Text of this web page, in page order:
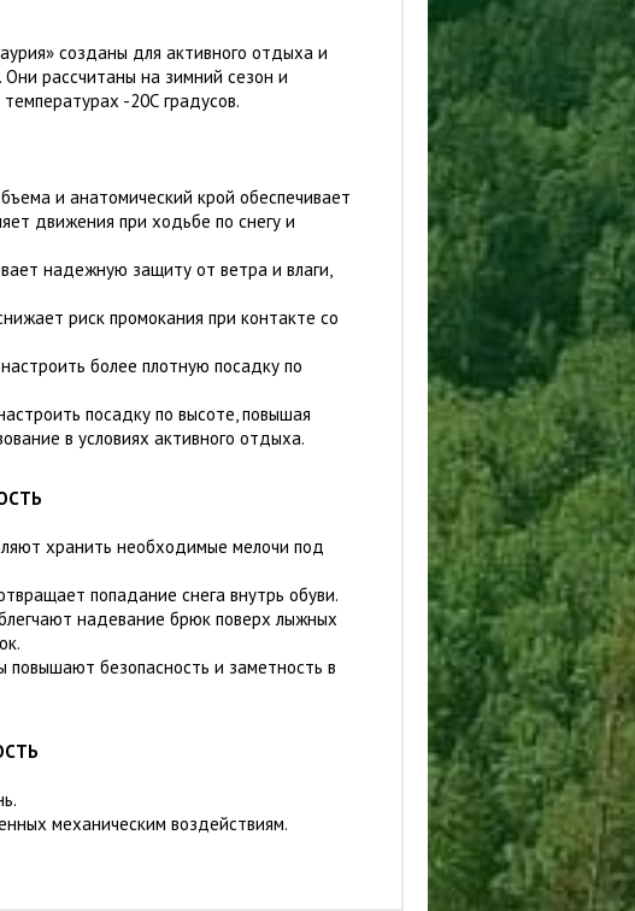
созданы для активного отдыха и
рассчитаны на зимний сезон и
-20С градусов.
и анатомический крой обеспечивает
движения при ходьбе по снегу и
надежную защиту от ветра и влаги,
риск промокания при контакте со
более плотную посадку по
посадку по высоте, повышая
в условиях активного отдыха.
хранить необходимые мелочи под
попадание снега внутрь обуви.
надевание брюк поверх лыжных
безопасность и заметность в
механическим воздействиям.